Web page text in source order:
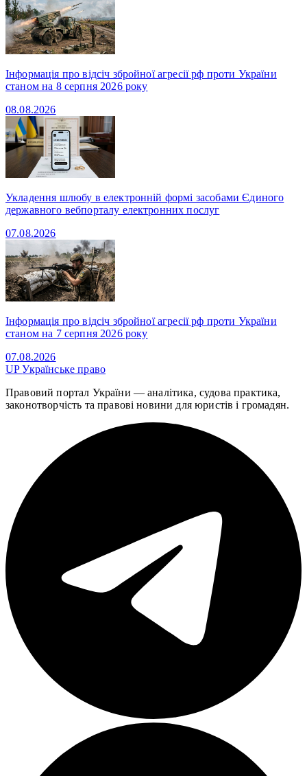
Інформація про відсіч збройної агресії рф проти України
станом на 8 серпня 2026 року
08.08.2026
Укладення шлюбу в електронній формі засобами Єдиного
державного вебпорталу електронних послуг
07.08.2026
Інформація про відсіч збройної агресії рф проти України
станом на 7 серпня 2026 року
07.08.2026
UPУкраїнське право
Правовий портал України — аналітика, судова практика,
законотворчість та правові новини для юристів і громадян.